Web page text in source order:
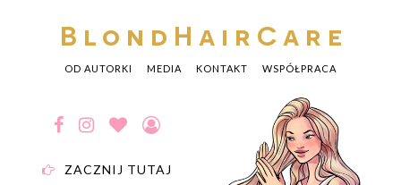
BlondHairCare
OD AUTORKI MEDIA KONTAKT WSPÓŁPRACA
ZACZNIJ TUTAJ